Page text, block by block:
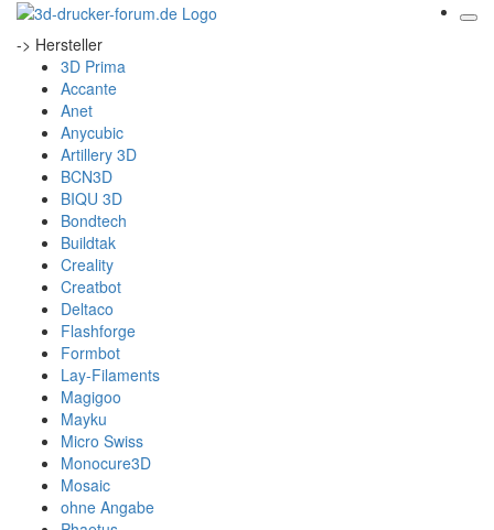
-> Hersteller
3D Prima
Accante
Anet
Anycubic
Artillery 3D
BCN3D
BIQU 3D
Bondtech
Buildtak
Creality
Creatbot
Deltaco
Flashforge
Formbot
Lay-Filaments
Magigoo
Mayku
Micro Swiss
Monocure3D
Mosaic
ohne Angabe